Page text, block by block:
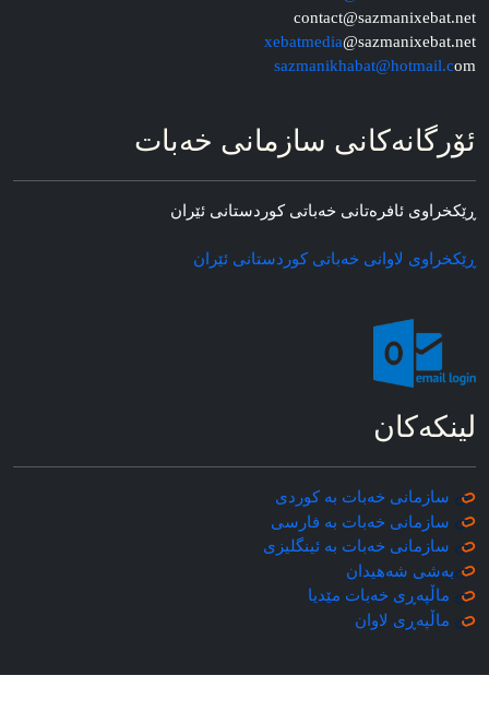
contact@sazmanixebat.net
xebatmedia@sazmanixebat.net
sazmanikhabat@hotmail.com
ئۆرگانه‌کانی سازمانی خه‌بات
ڕێکخراوی ئافره‌تانی خه‌باتی کوردستانی ئێران
ڕێکخراوی لاوانی خه‌باتی کوردستانی ئێران
لینکه‌کان
سازمانی خه‌بات به کوردی
سازمانی خه‌بات به فارسی
سازمانی خه‌بات به ئینگلیزی
به‌شی شه‌هیدان
ماڵپه‌ڕی خه‌بات مێدیا
ماڵپه‌ڕی لاوان